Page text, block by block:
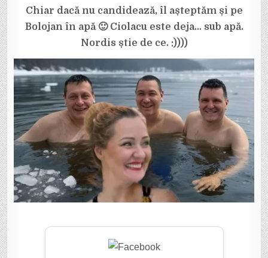
CEI
PATRU
SUVERANIȘTI
ERAU
Chiar dacă nu candidează, îl așteptăm și pe
Bolojan în apă 🙂 Ciolacu este deja… sub apă.
Nordis știe de ce. :))))